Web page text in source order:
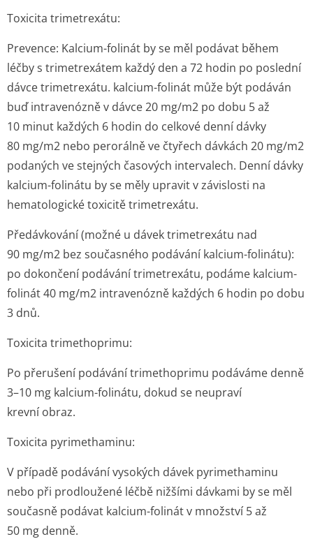
Toxicita trimetrexátu:
Prevence: Kalcium-folinát by se měl podávat během
léčby s trimetrexátem každý den a 72 hodin po poslední
dávce trimetrexátu. kalcium-folinát může být podáván
buď intravenózně v dávce 20 mg/m2 po dobu 5 až
10 minut každých 6 hodin do celkové denní dávky
80 mg/m2 nebo perorálně ve čtyřech dávkách 20 mg/m2
podaných ve stejných časových intervalech. Denní dávky
kalcium-folinátu by se měly upravit v závislosti na
hematologické toxicitě trimetrexátu.
Předávkování (možné u dávek trimetrexátu nad
90 mg/m2 bez současného podávání kalcium-folinátu):
po dokončení podávání trimetrexátu, podáme kalcium-
folinát 40 mg/m2 intravenózně každých 6 hodin po dobu
3 dnů.
Toxicita trimethoprimu:
Po přerušení podávání trimethoprimu podáváme denně
3–10 mg kalcium-folinátu, dokud se neupraví
krevní obraz.
Toxicita pyrimethaminu:
V případě podávání vysokých dávek pyrimethaminu
nebo při prodloužené léčbě nižšími dávkami by se měl
současně podávat kalcium-folinát v množství 5 až
50 mg denně.